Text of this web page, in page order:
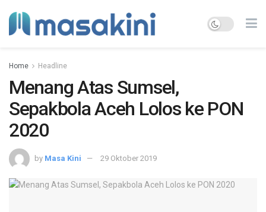
Home Headline
Menang Atas Sumsel,
Sepakbola Aceh Lolos ke PON
2020
by Masa Kini 29 Oktober 2019